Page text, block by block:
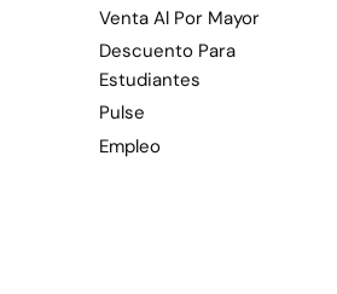
Venta Al Por Mayor
Descuento Para
Estudiantes
Pulse
Empleo